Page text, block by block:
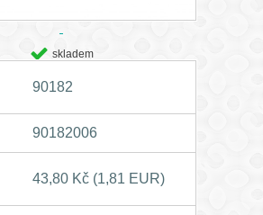
skladem
90182
90182006
43,80 Kč (1,81 EUR)